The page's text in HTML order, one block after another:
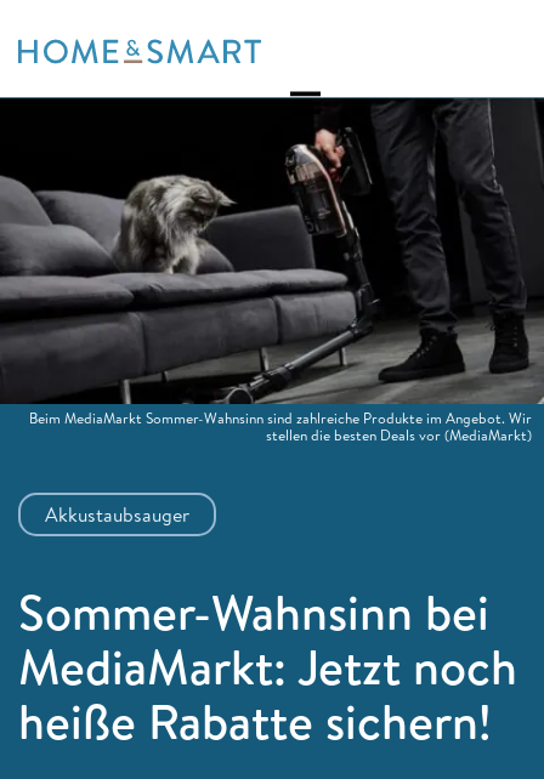
to
Akkustaubsauger
Sommer-Wahnsinn bei
MediaMarkt: Jetzt noch
heiße Rabatte sichern!
Beim MediaMarkt Sommer-Wahnsinn sind zahlreiche Produkte im Angebot. Wir
stellen die besten Deals vor(MediaMarkt)